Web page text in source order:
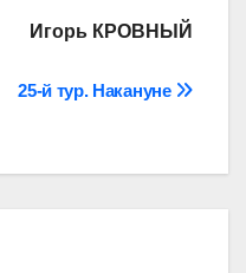
Игорь КРОВНЫЙ
25-й тур. Накануне